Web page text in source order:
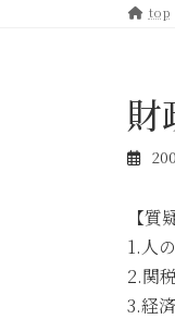
top
財
【質
1.人
2.関
3.経